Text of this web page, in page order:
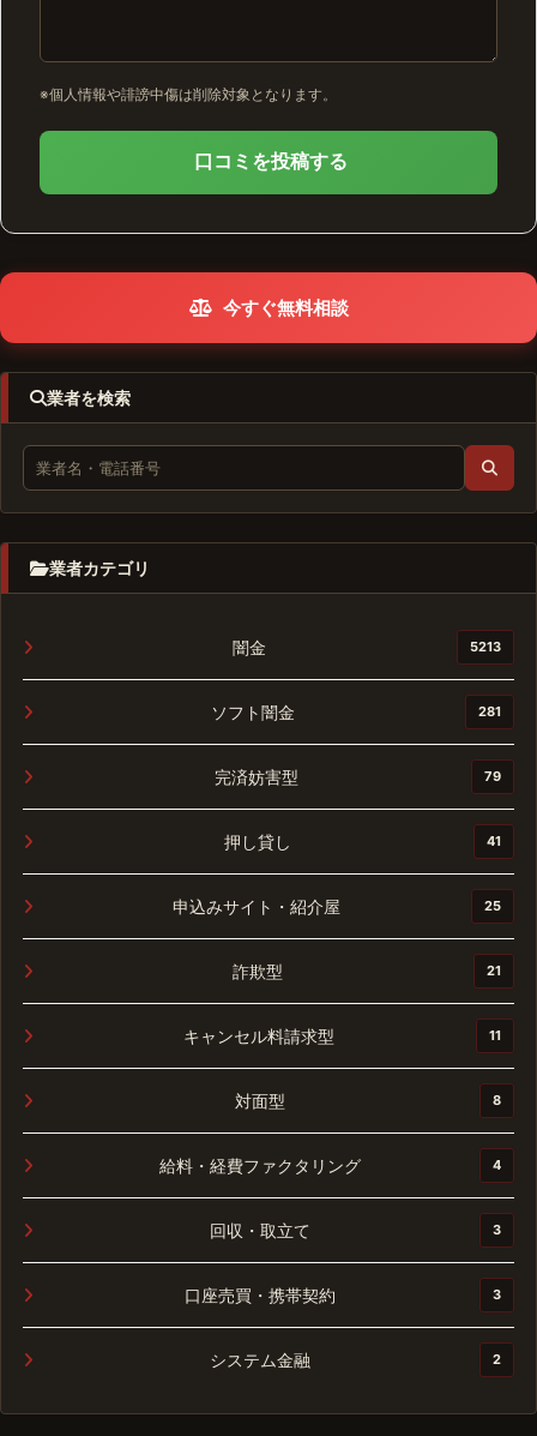
※個人情報や誹謗中傷は削除対象となります。
口コミを投稿する
今すぐ無料相談
業者を検索
業者カテゴリ
闇金 5213
ソフト闇金 281
完済妨害型 79
押し貸し 41
申込みサイト・紹介屋 25
詐欺型 21
キャンセル料請求型 11
対面型 8
給料・経費ファクタリング 4
回収・取立て 3
口座売買・携帯契約 3
システム金融 2